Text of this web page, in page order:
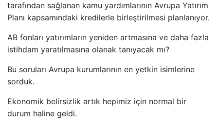
tarafından sağlanan kamu yardımlarının Avrupa Yatırım
Planı kapsamındaki kredilerle birleştirilmesi planlanıyor.
AB fonları yatırımların yeniden artmasına ve daha fazla
istihdam yaratılmasına olanak tanıyacak mı?
Bu soruları Avrupa kurumlarının en yetkin isimlerine
sorduk.
Ekonomik belirsizlik artık hepimiz için normal bir
durum haline geldi.